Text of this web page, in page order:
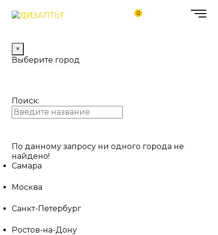
0
×
Выберите город
Поиск:
По данному запросу ни одного города не
найдено!
Самара
Москва
Санкт-Петербург
Ростов-на-Дону